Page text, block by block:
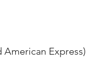
American Express)